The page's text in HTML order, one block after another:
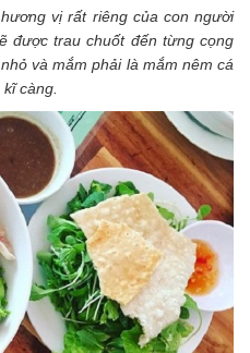
vị rất riêng của con người
được trau chuốt đến từng cọng
và mắm phải là mắm nêm cá
càng.